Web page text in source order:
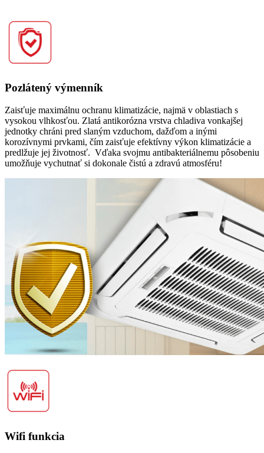
Pozlátený výmenník
Zaisťuje maximálnu ochranu klimatizácie, najmä v oblastiach s
vysokou vlhkosťou. Zlatá antikorózna vrstva chladiva vonkajšej
jednotky chráni pred slaným vzduchom, dažďom a inými
korozívnymi prvkami, čím zaisťuje efektívny výkon klimatizácie a
predlžuje jej životnosť. Vďaka svojmu antibakteriálnemu pôsobeniu
umožňuje vychutnať si dokonale čistú a zdravú atmosféru!
Wifi funkcia